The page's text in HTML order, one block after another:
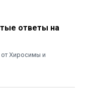
ответы на
Хиросимы и